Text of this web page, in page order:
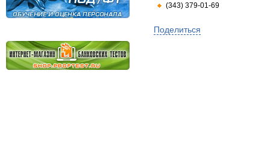
(343) 379-01-69
Поделиться